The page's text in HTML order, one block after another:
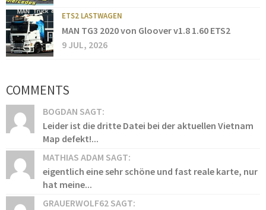
ETS2 LASTWAGEN
MAN TG3 2020 von Gloover v1.8 1.60 ETS2
9 JUL, 2026
COMMENTS
BOGDAN SAGT:
Leider ist die dritte Datei bei der aktuellen Vietnam
Map defekt!...
MATHIAS ADAM SAGT:
eigentlich eine sehr schöne und fast reale karte, nur
hat meine...
GRAUERWOLF62 SAGT: